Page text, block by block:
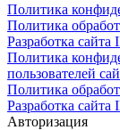
Политика
Политика
Разработка
Политика
пользователей
Политика
Разработка
Авторизация